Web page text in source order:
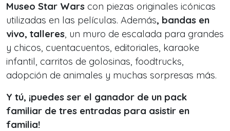
Museo Star Wars con piezas originales icónicas
utilizadas en las películas. Además, bandas en
vivo, talleres, un muro de escalada para grandes
y chicos, cuentacuentos, editoriales, karaoke
infantil, carritos de golosinas, foodtrucks,
adopción de animales y muchas sorpresas más.
Y tú, ¡puedes ser el ganador de un pack
familiar de tres entradas para asistir en
familia!